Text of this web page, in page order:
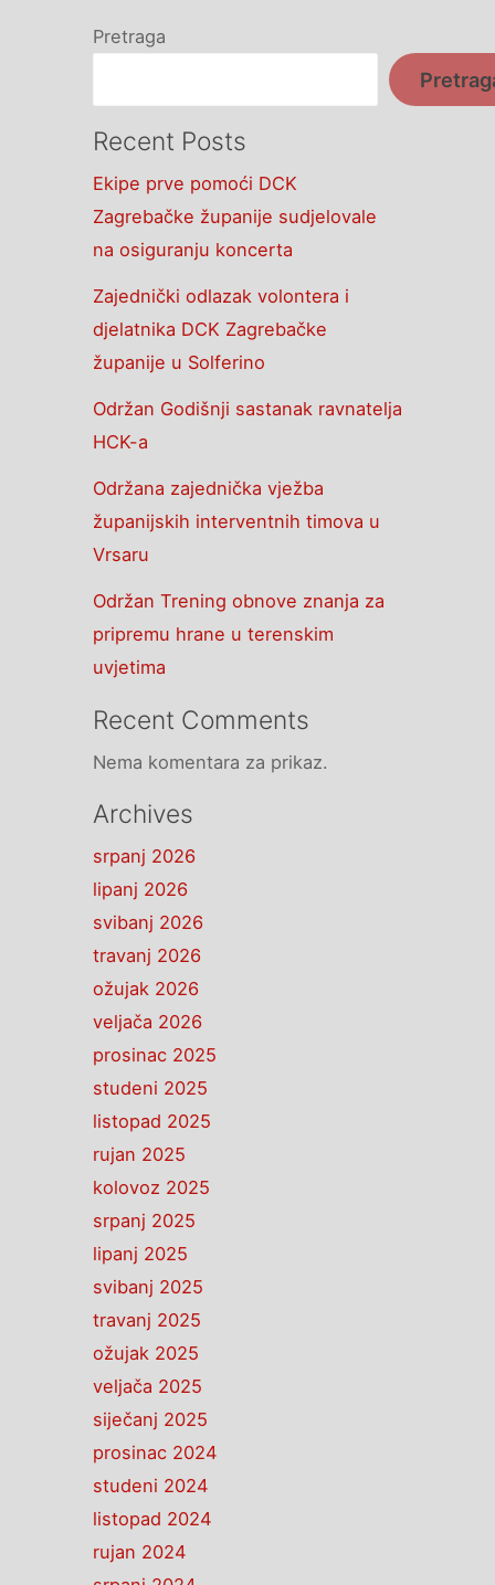
Pretraga
Recent Posts
Ekipe prve pomoći DCK
Zagrebačke županije sudjelovale
na osiguranju koncerta
Zajednički odlazak volontera i
djelatnika DCK Zagrebačke
županije u Solferino
Održan Godišnji sastanak ravnatelja
HCK-a
Održana zajednička vježba
županijskih interventnih timova u
Vrsaru
Održan Trening obnove znanja za
pripremu hrane u terenskim
uvjetima
Recent Comments
Nema komentara za prikaz.
Archives
srpanj 2026
lipanj 2026
svibanj 2026
travanj 2026
ožujak 2026
veljača 2026
prosinac 2025
studeni 2025
listopad 2025
rujan 2025
kolovoz 2025
srpanj 2025
lipanj 2025
svibanj 2025
travanj 2025
ožujak 2025
veljača 2025
siječanj 2025
prosinac 2024
studeni 2024
listopad 2024
rujan 2024